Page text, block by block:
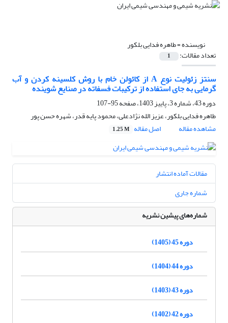
نویسنده =طاهره فدایی بلکور
تعداد مقالات: 1
سنتز زئولیت نوع A از کائولن خام با روش کلسینه کردن و آب
گرمایی به جای استفاده از ترکیبات فسفاته در صنایع شوینده
دوره 43، شماره 3، پاییز 1403، صفحه
95-107
طاهره فدایی بلکور، عزیز الله نژادعلی، محمود پایه قدر، شهره حسن پور
مشاهده مقاله
اصل مقاله 1.25 M
مقالات آماده انتشار
شماره جاری
شماره‌های پیشین نشریه
دوره 45 (1405)
دوره 44 (1404)
دوره 43 (1403)
دوره 42 (1402)